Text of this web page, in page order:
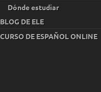
Dónde estudiar
BLOG DE ELE
CURSO DE ESPAÑOL ONLINE